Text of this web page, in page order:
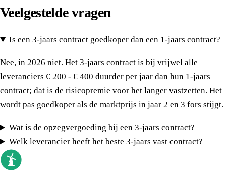
Veelgestelde vragen
Is een 3-jaars contract goedkoper dan een 1-jaars contract?
Nee, in 2026 niet. Het 3-jaars contract is bij vrijwel alle
leveranciers € 200 - € 400 duurder per jaar dan hun 1-jaars
contract; dat is de risicopremie voor het langer vastzetten. Het
wordt pas goedkoper als de marktprijs in jaar 2 en 3 fors stijgt.
Wat is de opzegvergoeding bij een 3-jaars contract?
Welk leverancier heeft het beste 3-jaars vast contract?